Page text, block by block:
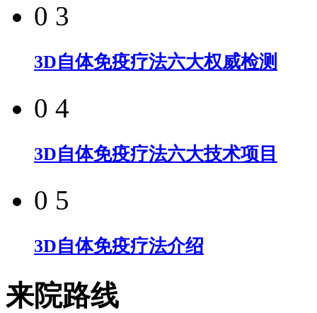
0 3
3D自体免疫疗法六大权威检测
0 4
3D自体免疫疗法六大技术项目
0 5
3D自体免疫疗法介绍
来院路线